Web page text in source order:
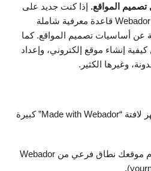
تصميم المواقع. إذا كنت جديد على
عالم إنشاء المواقع، تقدم Webador قاعدة معرفية شاملة
عن أساسيات تصميم المواقع. كما
إنشاء موقع إلكتروني، وإعداد
وغيرها الكثير.
تظهر لافتة “Made with Webador” كبيرة
سيستخدم موقعك نطاق فرعي من Webador